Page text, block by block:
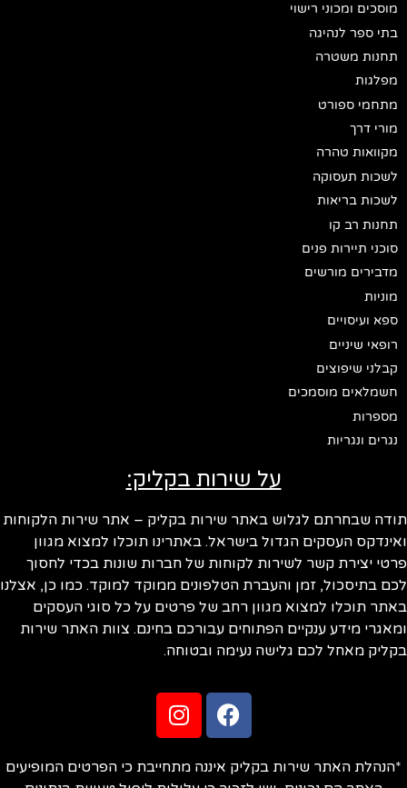
מוסכים ומכוני רישוי
בתי ספר לנהיגה
תחנות משטרה
מפלגות
מתחמי ספורט
מורי דרך
מקוואות טהרה
לשכות תעסוקה
לשכות בריאות
תחנות רב קו
סוכני תיירות פנים
מדבירים מורשים
מוניות
ספא ועיסויים
רופאי שיניים
קבלני שיפוצים
חשמלאים מוסמכים
מספרות
נגרים ונגריות
על שירות בקליק:
תודה שבחרתם לגלוש באתר שירות בקליק – אתר שירות הלקוחות
ואינדקס העסקים הגדול בישראל. באתרינו תוכלו למצוא מגוון
פרטי יצירת קשר לשירות לקוחות של חברות שונות בכדי לחסוך
לכם בתיסכול, זמן והעברת הטלפונים ממוקד למוקד. כמו כן, אצלנו
באתר תוכלו למצוא מגוון רחב של פרטים על כל סוגי העסקים
ומאגרי מידע ענקיים הפתוחים עבורכם בחינם. צוות האתר שירות
בקליק מאחל לכם גלישה נעימה ובטוחה.
*הנהלת האתר שירות בקליק איננה מתחייבת כי הפרטים המופיעים